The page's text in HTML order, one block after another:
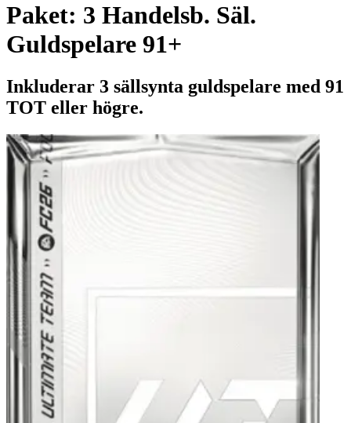
Paket: 3 Handelsb. Säl.
Guldspelare 91+
Inkluderar 3 sällsynta guldspelare med 91
TOT eller högre.